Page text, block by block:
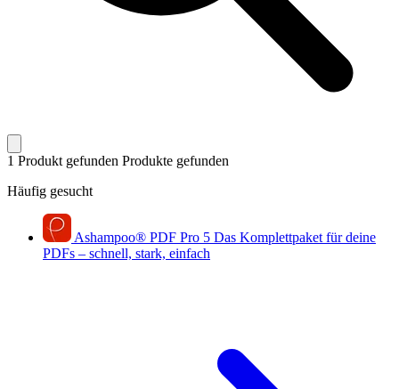
1 Produkt gefunden Produkte gefunden
Häufig gesucht
Ashampoo® PDF Pro 5 Das Komplettpaket für deine
PDFs – schnell, stark, einfach